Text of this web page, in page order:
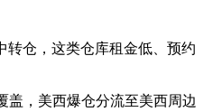
仓，这类仓库租金低、预约
盖，美西爆仓分流至美西周边